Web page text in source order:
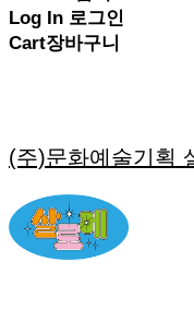
Log In 로그인
Cart장바구니
(주)문화예술기획